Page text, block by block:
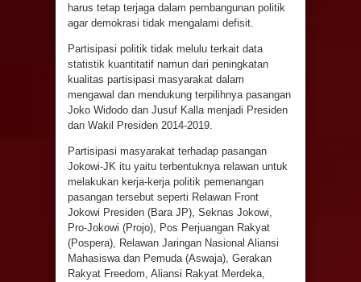
harus tetap terjaga dalam pembangunan politik
agar demokrasi tidak mengalami defisit.
Partisipasi politik tidak melulu terkait data
statistik kuantitatif namun dari peningkatan
kualitas partisipasi masyarakat dalam
mengawal dan mendukung terpilihnya pasangan
Joko Widodo dan Jusuf Kalla menjadi Presiden
dan Wakil Presiden 2014-2019.
Partisipasi masyarakat terhadap pasangan
Jokowi-JK itu yaitu terbentuknya relawan untuk
melakukan kerja-kerja politik pemenangan
pasangan tersebut seperti Relawan Front
Jokowi Presiden (Bara JP), Seknas Jokowi,
Pro-Jokowi (Projo), Pos Perjuangan Rakyat
(Pospera), Relawan Jaringan Nasional Aliansi
Mahasiswa dan Pemuda (Aswaja), Gerakan
Rakyat Freedom, Aliansi Rakyat Merdeka,